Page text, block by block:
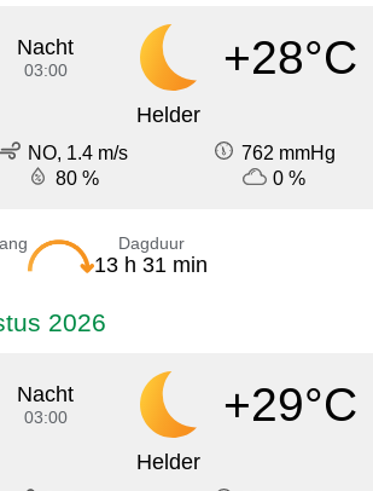
Nacht
03:00 +28°C
Helder
NO, 1.4 m/s
762 mmHg
80 %
0 %
Dagduur
13 h 31 min
2026
Nacht
03:00 +29°C
Helder